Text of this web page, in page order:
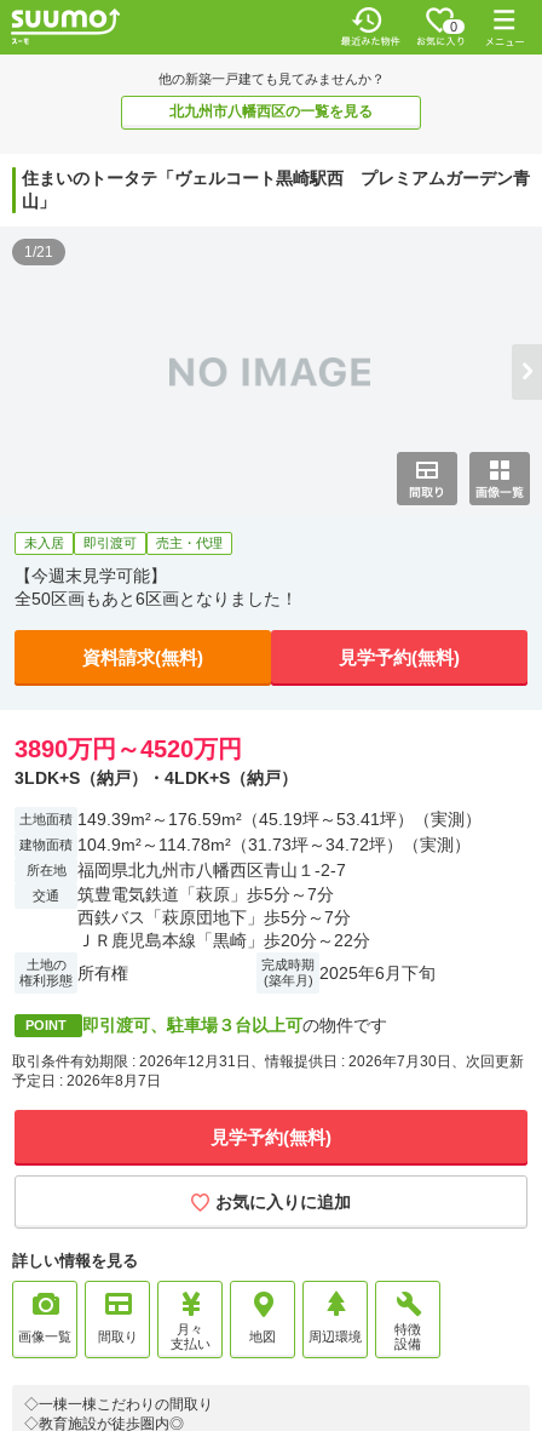
0
他の新築一戸建ても見てみませんか？
北九州市八幡西区の一覧を見る
住まいのトータテ「ヴェルコート黒崎駅西 プレミアムガーデン青
山」
1/21
未入居 即引渡可 売主・代理
【今週末見学可能】
全50区画もあと6区画となりました！
資料請求(無料) 見学予約(無料)
3890万円～4520万円
3LDK+S（納戸）・4LDK+S（納戸）
土地面積 149.39m²～176.59m²（45.19坪～53.41坪）（実測）
建物面積 104.9m²～114.78m²（31.73坪～34.72坪）（実測）
所在地 福岡県北九州市八幡西区青山１-2-7
交通
筑豊電気鉄道「萩原」歩5分～7分
西鉄バス「萩原団地下」歩5分～7分
ＪＲ鹿児島本線「黒崎」歩20分～22分
土地の
権利形態 所有権
完成時期
(築年月) 2025年6月下旬
POINT 即引渡可、駐車場３台以上可の物件です
取引条件有効期限 : 2026年12月31日、情報提供日 : 2026年7月30日、次回更新
予定日 : 2026年8月7日
見学予約(無料)
お気に入りに追加
詳しい情報を見る
画像一覧 間取り
月々
支払い
地図 周辺環境
特徴
設備
◇一棟一棟こだわりの間取り
◇教育施設が徒歩圏内◎